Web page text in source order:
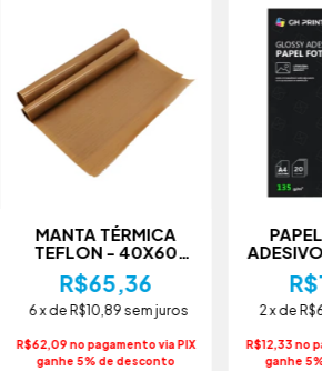
MANTA TÉRMICA
TEFLON - 40X60
MARROM
R$65,36
6x de R$10,89 sem juros
R$62,09 no pagamento via PIX
ganhe 5% de desconto
2 x de
R$12,33 no
ganhe